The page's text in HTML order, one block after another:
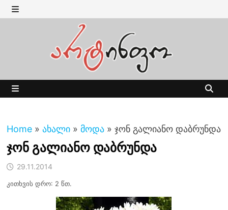
Skip
to MENU
Home » ახალი » მოდა » ჯონ გალიანო დაბრუნდა
ჯონ გალიანო დაბრუნდა
29.11.2014
კითხვის დრო: 2 წთ.